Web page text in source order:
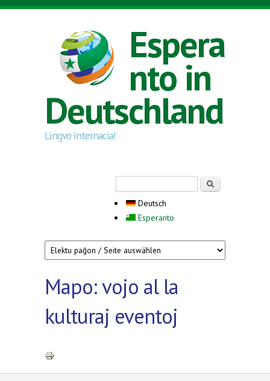
Direkt zum Inhalt
Espera
nto in
Deutschland
Lingvo internacia!
Deutsch
Esperanto
Mapo: vojo al la
kulturaj eventoj